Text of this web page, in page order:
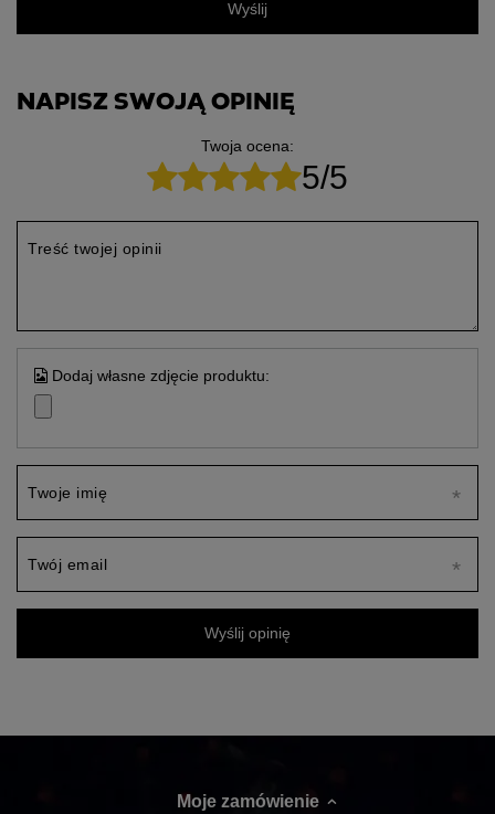
Wyślij
NAPISZ SWOJĄ OPINIĘ
Twoja ocena:
5/5
Treść twojej opinii
Dodaj własne zdjęcie produktu:
Twoje imię
Twój email
Wyślij opinię
Moje zamówienie